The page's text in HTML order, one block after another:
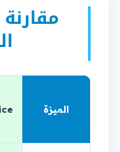
الميزة